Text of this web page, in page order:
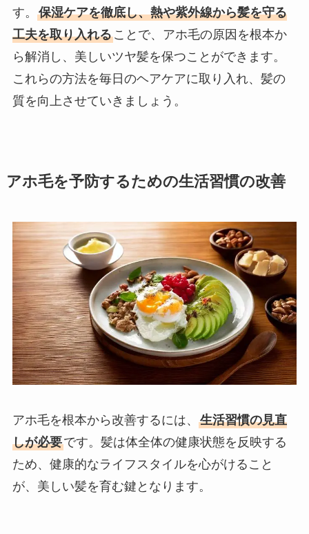
す。 保湿ケアを徹底し、熱や紫外線から髪を守る
工夫を取り入れることで、アホ毛の原因を根本か
ら解消し、美しいツヤ髪を保つことができます。
これらの方法を毎日のヘアケアに取り入れ、髪の
質を向上させていきましょう。
アホ毛を予防するための生活習慣の改善
アホ毛を根本から改善するには、 生活習慣の見直
しが必要です。髪は体全体の健康状態を反映する
ため、健康的なライフスタイルを心がけること
が、美しい髪を育む鍵となります。